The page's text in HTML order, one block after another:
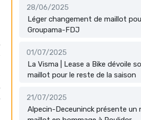
28/06/2025
Léger changement de maillot
Groupama-FDJ
01/07/2025
La Visma | Lease a Bike dévoile
maillot pour le reste de la saison
21/07/2025
Alpecin-Deceuninck présente un